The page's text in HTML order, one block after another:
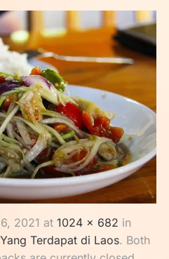
2021 at 1024 × 682 in
Terdapat di Laos. Both